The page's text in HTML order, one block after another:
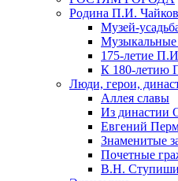
Родина П.И.
Музей-
Музыкальные
175-летие
К 180-летию
Люди, герои,
Аллея славы
Из династии
Евгений
Знаменитые
Почетные
В.Н.